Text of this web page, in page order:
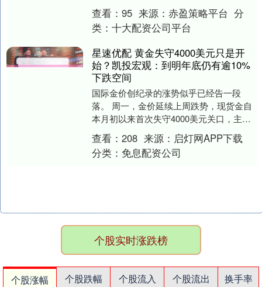
查看： 95 来源： 赤盈策略平台 分
类： 十大配资公司平台
星速优配 黄金失守4000美元只是开
始？凯投宏观：到明年底仍有逾10%
下跌空间
国际金价创纪录的涨势似乎已经告一段
落。 周一，金价延续上周跌势，现货金自
本月初以来首次失守4000美元关口，主要
因为全球贸易局势好转，减少了对黄金的
避险需求。上....
查看： 208 来源： 启灯网APP下载
分类： 免息配资公司
个股实时涨跌榜
个股涨幅 个股跌幅 个股流入 个股流出
换手率